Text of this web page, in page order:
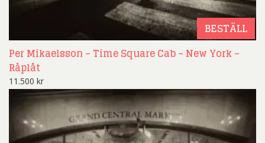
BESTÄLL
Per Mikaelsson – Time Square Cab – New York –
Råplåt
11.500 kr